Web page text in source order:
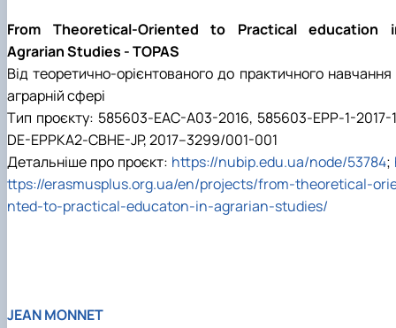
From Theoretical-Oriented to Practical education
Agrarian Studies - TOPAS
Від теоретично-орієнтованого до практичного навчання
аграрній сфері
Тип проєкту: 585603-EAC-A03-2016, 585603-EPP-1-2017-
DE-EPPKA2-CBHE-JP, 2017–3299/001-001
Детальніше про проєкт: https://nubip.edu.ua/node/53784;
ttps://erasmusplus.org.ua/en/projects/from-theoretical-
nted-to-practical-educaton-in-agrarian-studies/
JEAN MONNET